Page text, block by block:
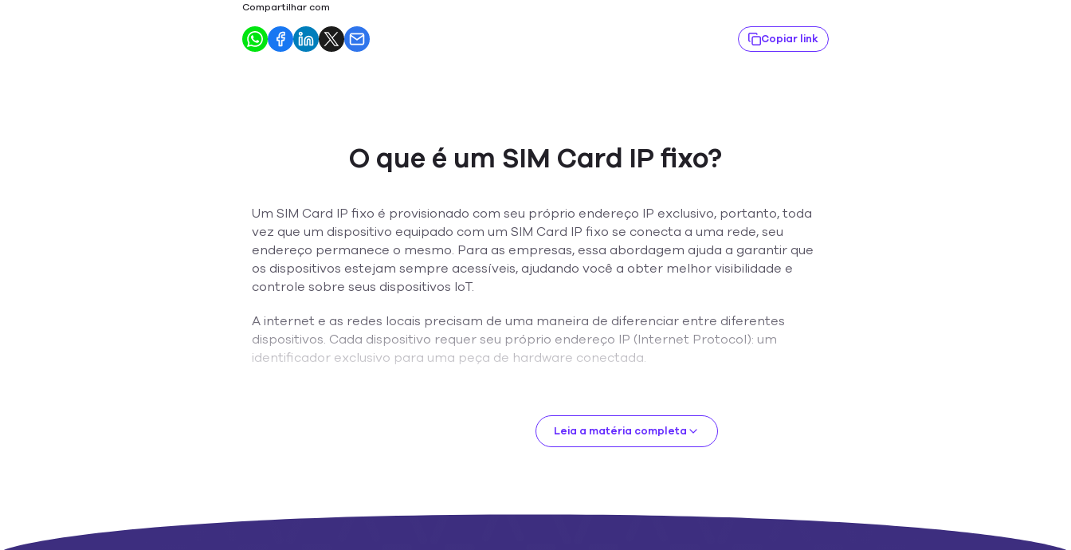
Compartilhar com
Copiar link
O que é um SIM Card IP fixo?
Um SIM Card IP fixo é provisionado com seu próprio endereço IP exclusivo, portanto, toda
vez que um dispositivo equipado com um SIM Card IP fixo se conecta a uma rede, seu
endereço permanece o mesmo. Para as empresas, essa abordagem ajuda a garantir que
os dispositivos estejam sempre acessíveis, ajudando você a obter melhor visibilidade e
controle sobre seus dispositivos IoT.
A internet e as redes locais precisam de uma maneira de diferenciar entre diferentes
dispositivos. Cada dispositivo requer seu próprio endereço IP (Internet Protocol): um
identificador exclusivo para uma peça de hardware conectada.
rede corporativa atribui ao dispositivo o próximo endereço IP disponível por meio de um
protocolo DHCP (Dynamic Host Configuration Protocol). Isso significa que o endereço IP do
SIM Card IP fixo é provisionado com seu próprio endereço IP exclusivo. Toda vez que um
Leia a matéria completa